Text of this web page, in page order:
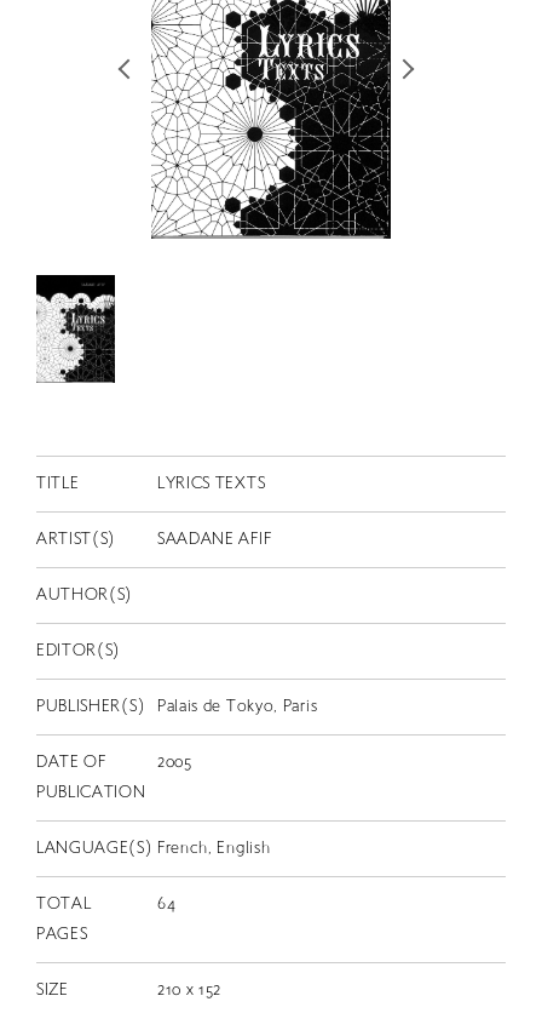
SCHOLARSHIP
RETRACE
コンサート
出演者
動画
スカラシップ受賞者
JP
EN
TITLE LYRICS TEXTS
ARTIST(S) SAADANE AFIF
AUTHOR(S)
EDITOR(S)
PUBLISHER(S) Palais de Tokyo, Paris
DATE OF
PUBLICATION
2005
LANGUAGE(S) French, English
TOTAL
PAGES
64
SIZE 210 x 152